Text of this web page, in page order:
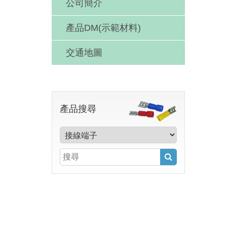
公司簡介
產品DM(示範材料)
交通地圖
產品搜尋